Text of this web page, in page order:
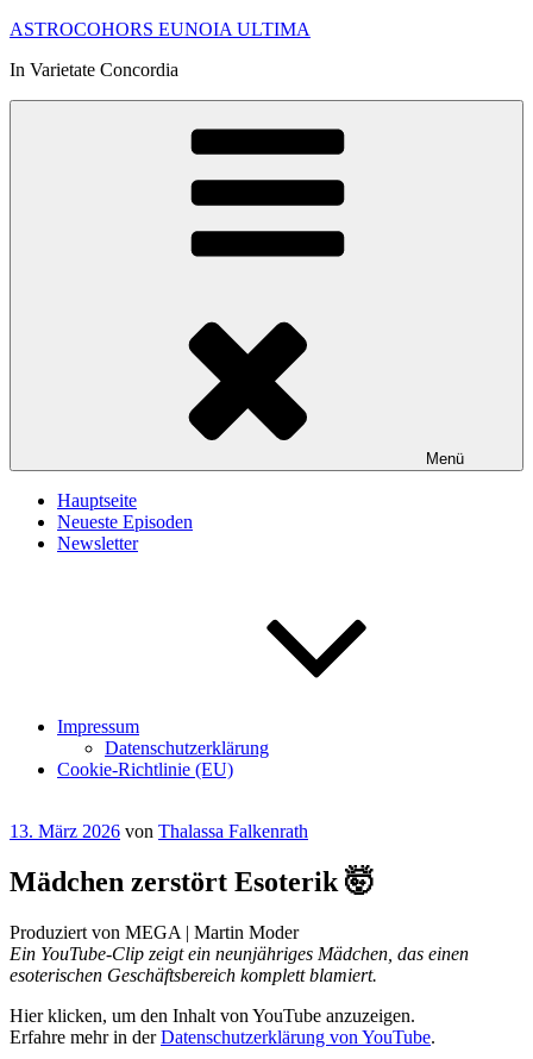
Zum
springen
ASTROCOHORS EUNOIA ULTIMA
In Varietate Concordia
Menü
Hauptseite
Neueste Episoden
Newsletter
Impressum
Datenschutzerklärung
Cookie-Richtlinie (EU)
Veröffentlicht
13. März 2026 von Thalassa Falkenrath
Mädchen zerstört Esoterik 🤯
Produziert von MEGA | Martin Moder
Ein YouTube-Clip zeigt ein neunjähriges Mädchen, das einen
esoterischen Geschäftsbereich komplett blamiert.
„Mädchen
zerstört
Esoterik
Hier klicken, um den Inhalt von YouTube anzuzeigen.
Erfahre mehr in derDatenschutzerklärung von YouTube.